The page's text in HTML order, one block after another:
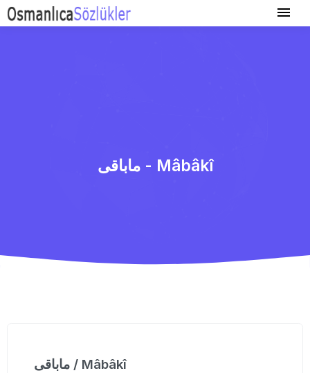
ماباقی - Mâbâkî
ماباقی / Mâbâkî